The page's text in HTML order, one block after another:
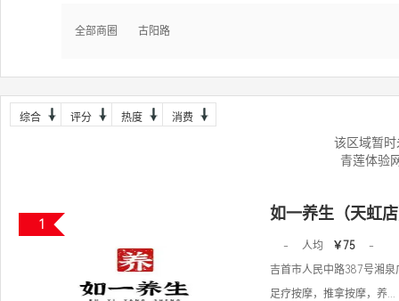
全部商圈 古阳路
综合 评分 热度 消费
该区域暂
青莲体验
1
如一养生（天虹
- 人均 ￥75
-
吉首市人民中路387号湘泉
足疗按摩，推拿按摩，养...